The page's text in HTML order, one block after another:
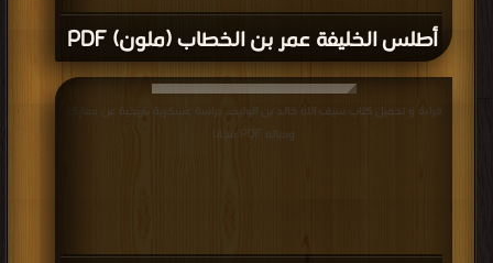
أطلس الخليفة عمر بن الخطاب (ملون) PDF
قراءة و تحميل كتاب سيف الله خالد بن الوليد.. دراسة عسكرية تاريخية عن معاركه
وحياته PDF مجانا